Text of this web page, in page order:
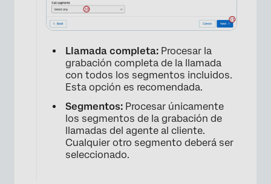
×
Llamada completa: Procesar la
grabación completa de la llamada
con todos los segmentos incluidos.
Esta opción es recomendada.
Segmentos: Procesar únicamente
los segmentos de la grabación de
llamadas del agente al cliente.
Cualquier otro segmento deberá ser
seleccionado.